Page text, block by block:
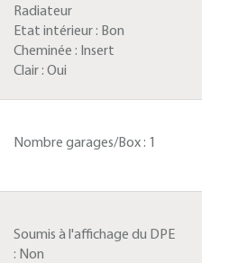
Radiateur
Etat intérieur : Bon
Cheminée : Insert
Clair : Oui
Nombre garages/Box : 1
Soumis à l'affichage du DPE
: Non